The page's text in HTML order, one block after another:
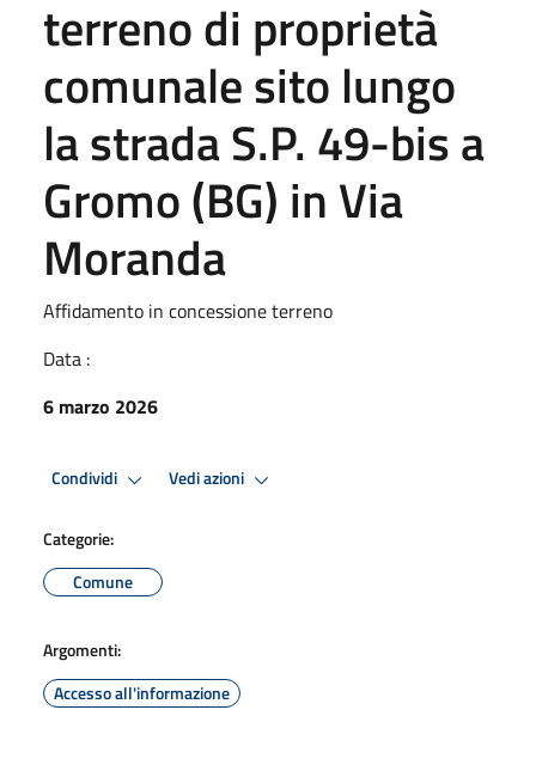
terreno di proprietà
comunale sito lungo
la strada S.P. 49-bis a
Gromo (BG) in Via
Moranda
Affidamento in concessione terreno
Data :
6 marzo 2026
Condividi Vedi azioni
Categorie:
Comune
Argomenti:
Accesso all'informazione